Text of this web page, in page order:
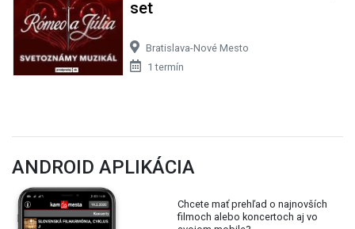
set
Bratislava-Nové Mesto
1 termín
ANDROID APLIKÁCIA
Chcete mať prehľad o najnovších
filmoch alebo koncertoch aj vo